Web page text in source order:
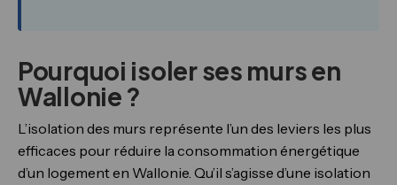
Pourquoi isoler ses murs en
Wallonie ?
L’isolation des murs représente l’un des leviers les plus
efficaces pour réduire la consommation énergétique
d’un logement en Wallonie. Qu’il s’agisse d’une isolation